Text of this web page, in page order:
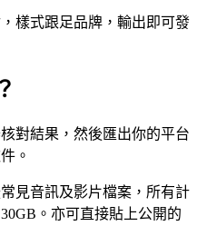
樣式跟足品牌，輸出即可發
對結果，然後匯出你的平台
。
見音訊及影片檔案，所有計
。亦可直接貼上公開的